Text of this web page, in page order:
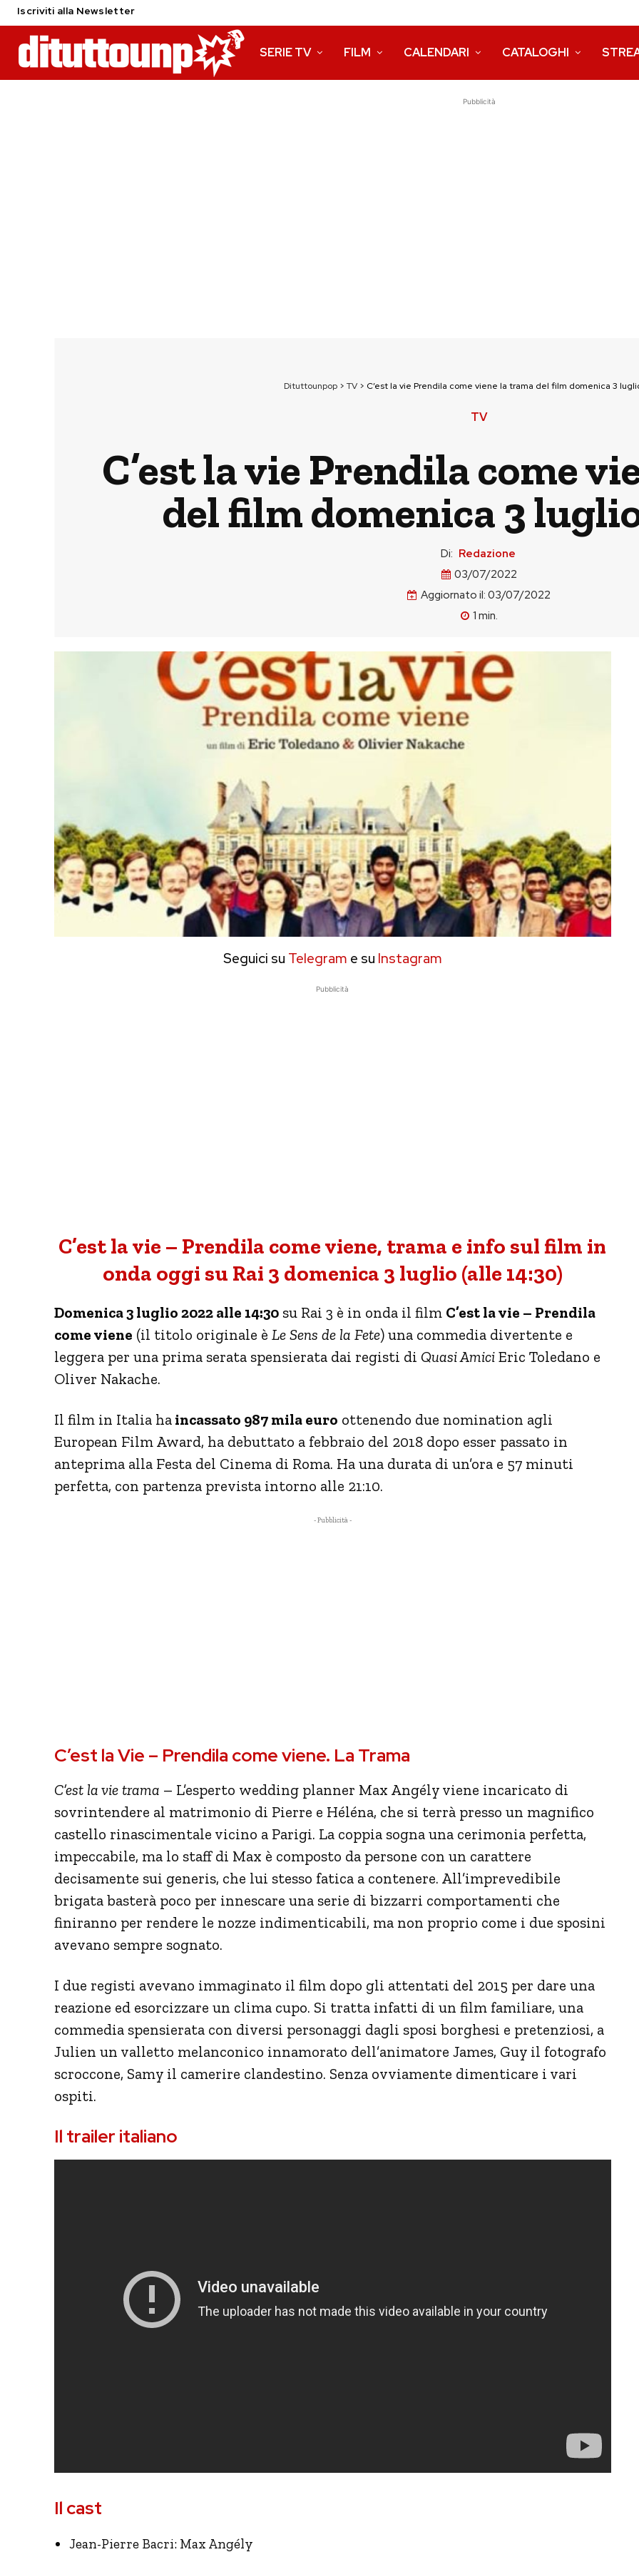
Iscriviti alla Newsletter
SERIE TV FILM CALENDARI CATALOGHI
Pubblicità
Dituttounpop> TV> C’est la vie Prendila come viene la trama del film domenica 3
TV
C’est la vie Prendila come
del film domenica 3
Di: Redazione
03/07/2022
Aggiornato il: 03/07/2022
1 min.
Seguici su Telegram e su Instagram
Pubblicità
C’est la vie – Prendila come viene, trama e info sul film in
onda oggi su Rai 3 domenica 3 luglio (alle 14:30)
Domenica 3 luglio 2022 alle 14:30 su Rai 3 è in onda il film C’est la vie – Prendila
come viene (il titolo originale è Le Sens de la Fete) una commedia divertente e
leggera per una prima serata spensierata dai registi di Quasi Amici Eric Toledano e
Oliver Nakache.
Il film in Italia ha incassato 987 mila euro ottenendo due nomination agli
European Film Award, ha debuttato a febbraio del 2018 dopo esser passato in
anteprima alla Festa del Cinema di Roma. Ha una durata di un’ora e 57 minuti
perfetta, con partenza prevista intorno alle 21:10.
- Pubblicità -
C’est la Vie – Prendila come viene. La Trama
C’est la vie trama – L’esperto wedding planner Max Angély viene incaricato di
sovrintendere al matrimonio di Pierre e Héléna, che si terrà presso un magnifico
castello rinascimentale vicino a Parigi. La coppia sogna una cerimonia perfetta,
impeccabile, ma lo staff di Max è composto da persone con un carattere
decisamente sui generis, che lui stesso fatica a contenere. All’imprevedibile
brigata basterà poco per innescare una serie di bizzarri comportamenti che
finiranno per rendere le nozze indimenticabili, ma non proprio come i due sposini
avevano sempre sognato.
I due registi avevano immaginato il film dopo gli attentati del 2015 per dare una
reazione ed esorcizzare un clima cupo. Si tratta infatti di un film familiare, una
commedia spensierata con diversi personaggi dagli sposi borghesi e pretenziosi, a
Julien un valletto melanconico innamorato dell’animatore James, Guy il fotografo
scroccone, Samy il camerire clandestino. Senza ovviamente dimenticare i vari
ospiti.
Il trailer italiano
Il cast
Jean-Pierre Bacri: Max Angély